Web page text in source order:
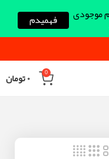
0 ۰تومان
موجودی فهمیدم